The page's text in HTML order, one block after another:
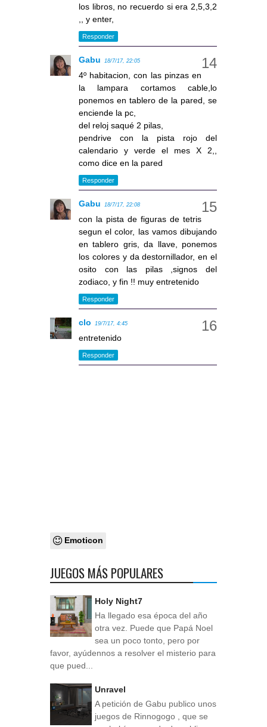
los libros, no recuerdo si era 2,5,3,2
,, y enter,
Responder
Gabu 18/7/17, 22:05
4º habitacion, con las pinzas en
la lampara cortamos cable,lo
ponemos en tablero de la pared, se
enciende la pc,
del reloj saqué 2 pilas,
pendrive con la pista rojo del
calendario y verde el mes X 2,,
como dice en la pared
Responder
Gabu 18/7/17, 22:08
con la pista de figuras de tetris
segun el color, las vamos dibujando
en tablero gris, da llave, ponemos
los colores y da destornillador, en el
osito con las pilas ,signos del
zodiaco, y fin !! muy entretenido
Responder
clo 19/7/17, 4:45
entretenido
Responder
Emoticon
JUEGOS MÁS POPULARES
Holy Night7
Ha llegado esa época del año
otra vez. Puede que Papá Noel
sea un poco tonto, pero por
favor, ayúdennos a resolver el misterio para
que pued...
Unravel
A petición de Gabu publico unos
juegos de Rinnogogo , que se